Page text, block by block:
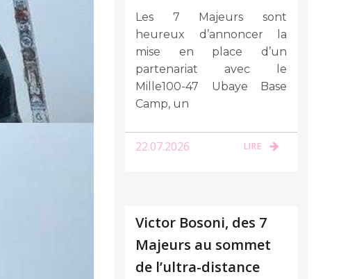
Les 7 Majeurs sont
heureux d’annoncer la
mise en place d’un
partenariat avec le
Mille100-47 Ubaye Base
Camp, un
22.07.2026 LIRE
Victor Bosoni, des 7
Majeurs au sommet
de l’ultra-distance